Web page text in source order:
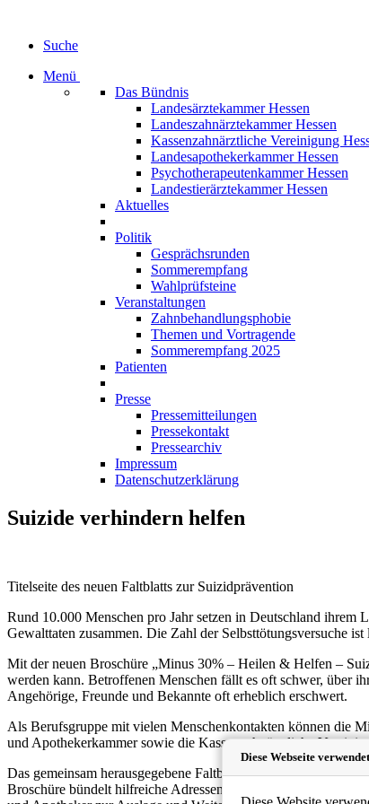
Suche
Menü
Das Bündnis
Landesärztekammer Hessen
Landeszahnärztekammer Hessen
Kassenzahnärztliche Vereinigung
Landesapothekerkammer Hessen
Psychotherapeutenkammer Hessen
Landestierärztekammer Hessen
Aktuelles
Politik
Gesprächsrunden
Sommerempfang
Wahlprüfsteine
Veranstaltungen
Zahnbehandlungsphobie
Themen und Vortragende
Sommerempfang 2025
Patienten
Presse
Pressemitteilungen
Pressekontakt
Pressearchiv
Impressum
Datenschutzerklärung
Suizide verhindern helfen
Titelseite des neuen Faltblatts zur Suizidprävention
Rund 10.000 Menschen pro Jahr setzen in Deutschland
Gewalttaten zusammen. Die Zahl der Selbsttötungsversuche
Mit der neuen Broschüre „Minus 30% – Heilen & Helfen –
werden kann. Betroffenen Menschen fällt es oft schwer, über
Angehörige, Freunde und Bekannte oft erheblich erschwert.
Als Berufsgruppe mit vielen Menschenkontakten können die
und Apothekerkammer sowie die Kassenzahnärztliche
Das gemeinsam herausgegebene Faltblatt zeigt Betroffenen
Broschüre bündelt hilfreiche Adressen und Rufnummern von
Diese Webseite